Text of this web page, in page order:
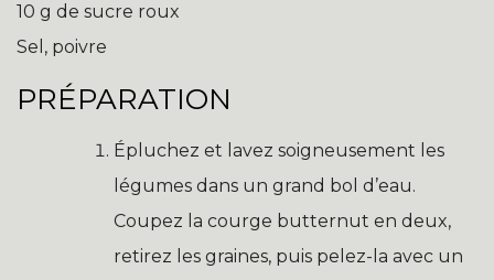
10 g de sucre roux
Sel, poivre
PRÉPARATION
Épluchez et lavez soigneusement les
légumes dans un grand bol d’eau.
Coupez la courge butternut en deux,
retirez les graines, puis pelez-la avec un